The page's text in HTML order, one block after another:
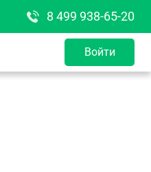
8 499 938-65-20
Войти